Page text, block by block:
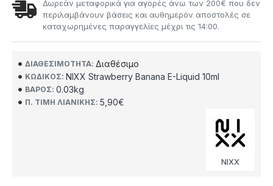
Δωρεάν μεταφορικά για αγορές άνω των 200€ που δεν
περιλαμβάνουν βάσεις και αυθημερόν αποστολές σε
καταχωρημένες παραγγελίες μέχρι τις 14:00.
ΔΙΑΘΕΣΙΜΌΤΗΤΑ: Διαθέσιμο
ΚΩΔΙΚΌΣ: NIXX Strawberry Banana E-Liquid 10ml
ΒΆΡΟΣ: 0.03kg
Π. ΤΙΜΉ ΛΙΑΝΙΚΉΣ: 5,90€
NIXX